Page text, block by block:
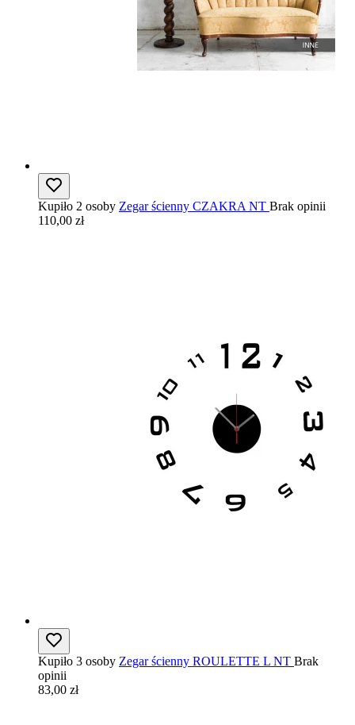
Kupiło 2 osoby Zegar ścienny CZAKRA NT Brak opinii
110,00 zł
Kupiło 3 osoby Zegar ścienny ROULETTE L NT Brak
opinii
83,00 zł